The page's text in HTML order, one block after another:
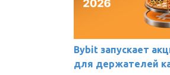
Bybit запускает
для держателей